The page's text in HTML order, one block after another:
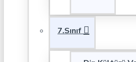
7.Sınıf